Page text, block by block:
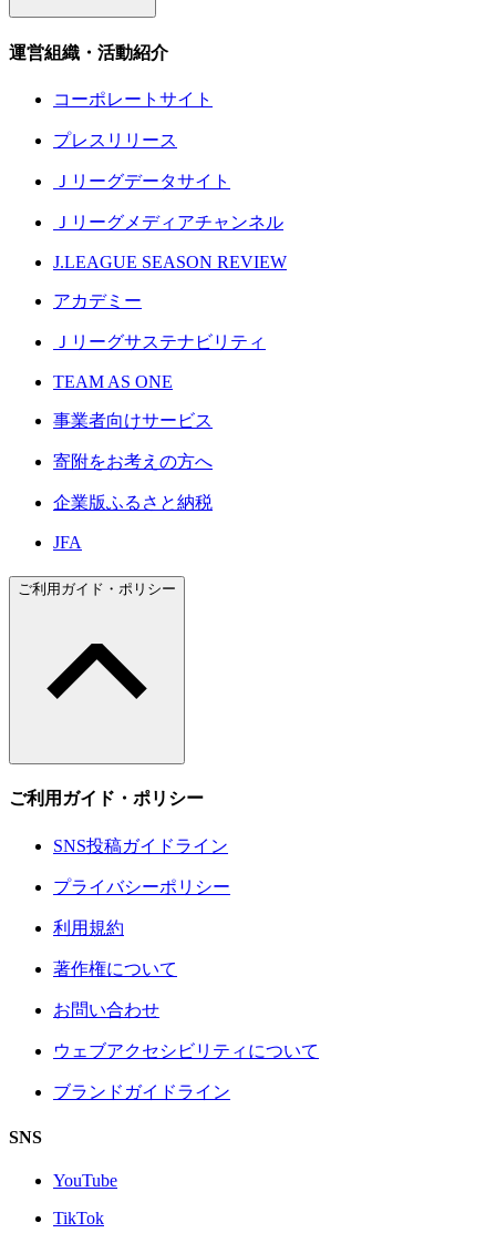
運営組織・活動紹介
コーポレートサイト
プレスリリース
Ｊリーグデータサイト
Ｊリーグメディアチャンネル
J.LEAGUE SEASON REVIEW
アカデミー
Ｊリーグサステナビリティ
TEAM AS ONE
事業者向けサービス
寄附をお考えの方へ
企業版ふるさと納税
JFA
ご利用ガイド・ポリシー
ご利用ガイド・ポリシー
SNS投稿ガイドライン
プライバシーポリシー
利用規約
著作権について
お問い合わせ
ウェブアクセシビリティについて
ブランドガイドライン
SNS
YouTube
TikTok